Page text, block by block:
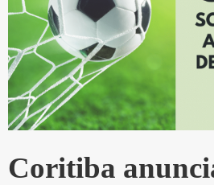
Coritiba